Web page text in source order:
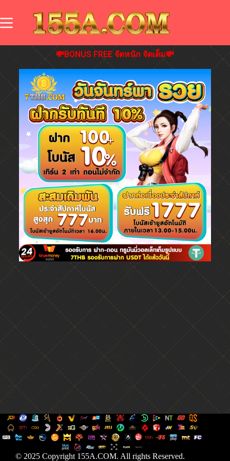
💸BONUS FREE จัดหนัก จัดเต็ม💸
© 2025 Copyright 155A.COM. All rights Reserved.